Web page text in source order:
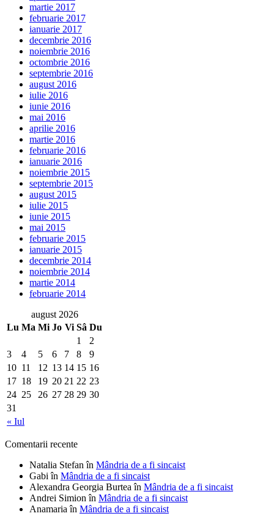
martie 2017
februarie 2017
ianuarie 2017
decembrie 2016
noiembrie 2016
octombrie 2016
septembrie 2016
august 2016
iulie 2016
iunie 2016
mai 2016
aprilie 2016
martie 2016
februarie 2016
ianuarie 2016
noiembrie 2015
septembrie 2015
august 2015
iulie 2015
iunie 2015
mai 2015
februarie 2015
ianuarie 2015
decembrie 2014
noiembrie 2014
martie 2014
februarie 2014
august 2026
Lu Ma Mi Jo Vi Sâ Du
« Iul
1
2
3
4 5 6 7 8
9
10 11 12 13 14 15 16
17 18 19 20 21 22 23
24 25 26 27 28 29 30
31
Comentarii recente
Natalia Stefanîn Mândria de a fi sincaist
Gabiîn Mândria de a fi sincaist
Alexandra Georgia Burteaîn Mândria de a fi sincaist
Andrei Simionîn Mândria de a fi sincaist
Anamariaîn Mândria de a fi sincaist